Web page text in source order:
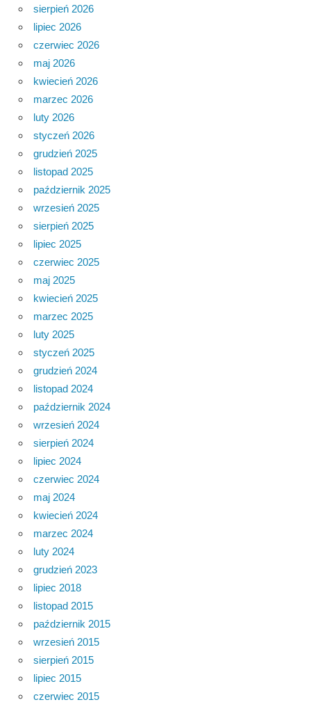
sierpień 2026
lipiec 2026
czerwiec 2026
maj 2026
kwiecień 2026
marzec 2026
luty 2026
styczeń 2026
grudzień 2025
listopad 2025
październik 2025
wrzesień 2025
sierpień 2025
lipiec 2025
czerwiec 2025
maj 2025
kwiecień 2025
marzec 2025
luty 2025
styczeń 2025
grudzień 2024
listopad 2024
październik 2024
wrzesień 2024
sierpień 2024
lipiec 2024
czerwiec 2024
maj 2024
kwiecień 2024
marzec 2024
luty 2024
grudzień 2023
lipiec 2018
listopad 2015
październik 2015
wrzesień 2015
sierpień 2015
lipiec 2015
czerwiec 2015